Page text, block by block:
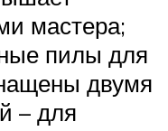
мастера;
пилы для
двумя
– для